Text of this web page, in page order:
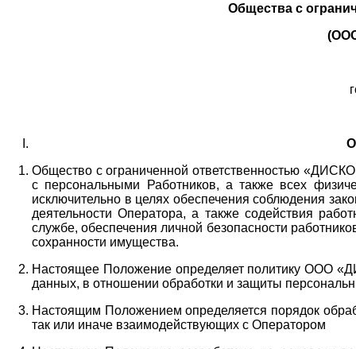
Общества с
Общество с ограниченной ответственностью
с персональными Работников, а также всех
исключительно в целях обеспечения соблюдения
деятельности Оператора,а также содействия
службе, обеспечения личной безопасности
сохранности имущества.
Настоящее Положение определяет политику ООО
данных, в отношении обработки и защиты
Настоящим Положением определяется порядок
так или иначе взаимодействующих с Оператором